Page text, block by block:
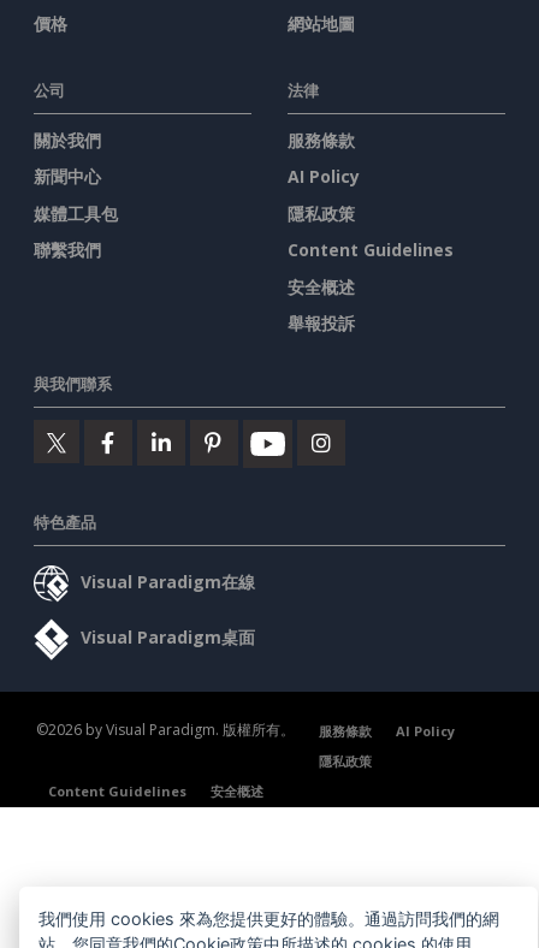
價格
網站地圖
公司
關於我們
新聞中心
媒體工具包
聯繫我們
法律
服務條款
AI Policy
隱私政策
Content Guidelines
安全概述
舉報投訴
與我們聯系
特色產品
Visual Paradigm在線
Visual Paradigm桌面
©2026 by Visual Paradigm. 版權所有。 服務條款
AI Policy
隱私政策
Content Guidelines
安全概述
我們使用 cookies 來為您提供更好的體驗。通過訪問我們的網